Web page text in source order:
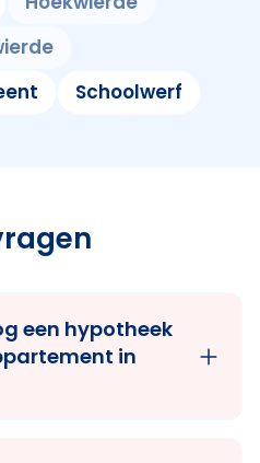
Schoolwerf
een hypotheek
in